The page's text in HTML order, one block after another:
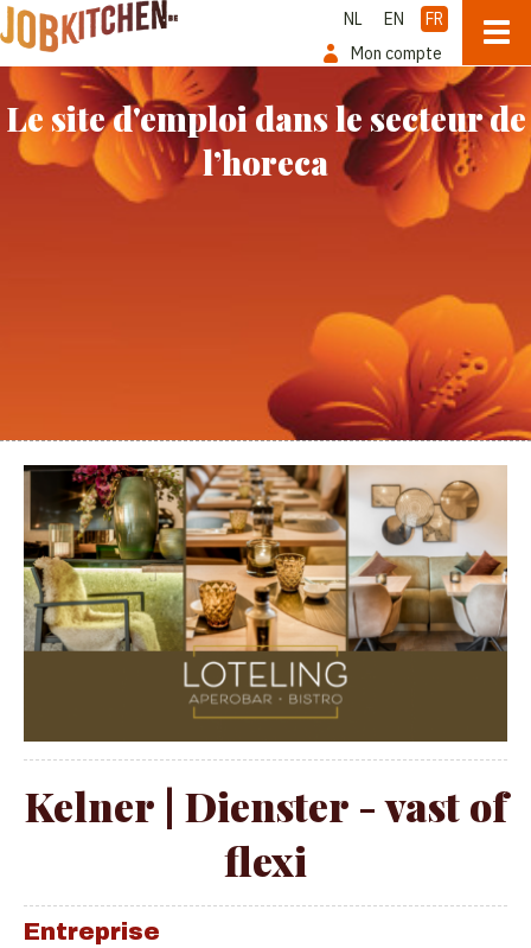
NL EN
FR
Mon compte
Le site d'emploi dans le secteur de
l’horeca
Kelner | Dienster - vast of
flexi
Entreprise